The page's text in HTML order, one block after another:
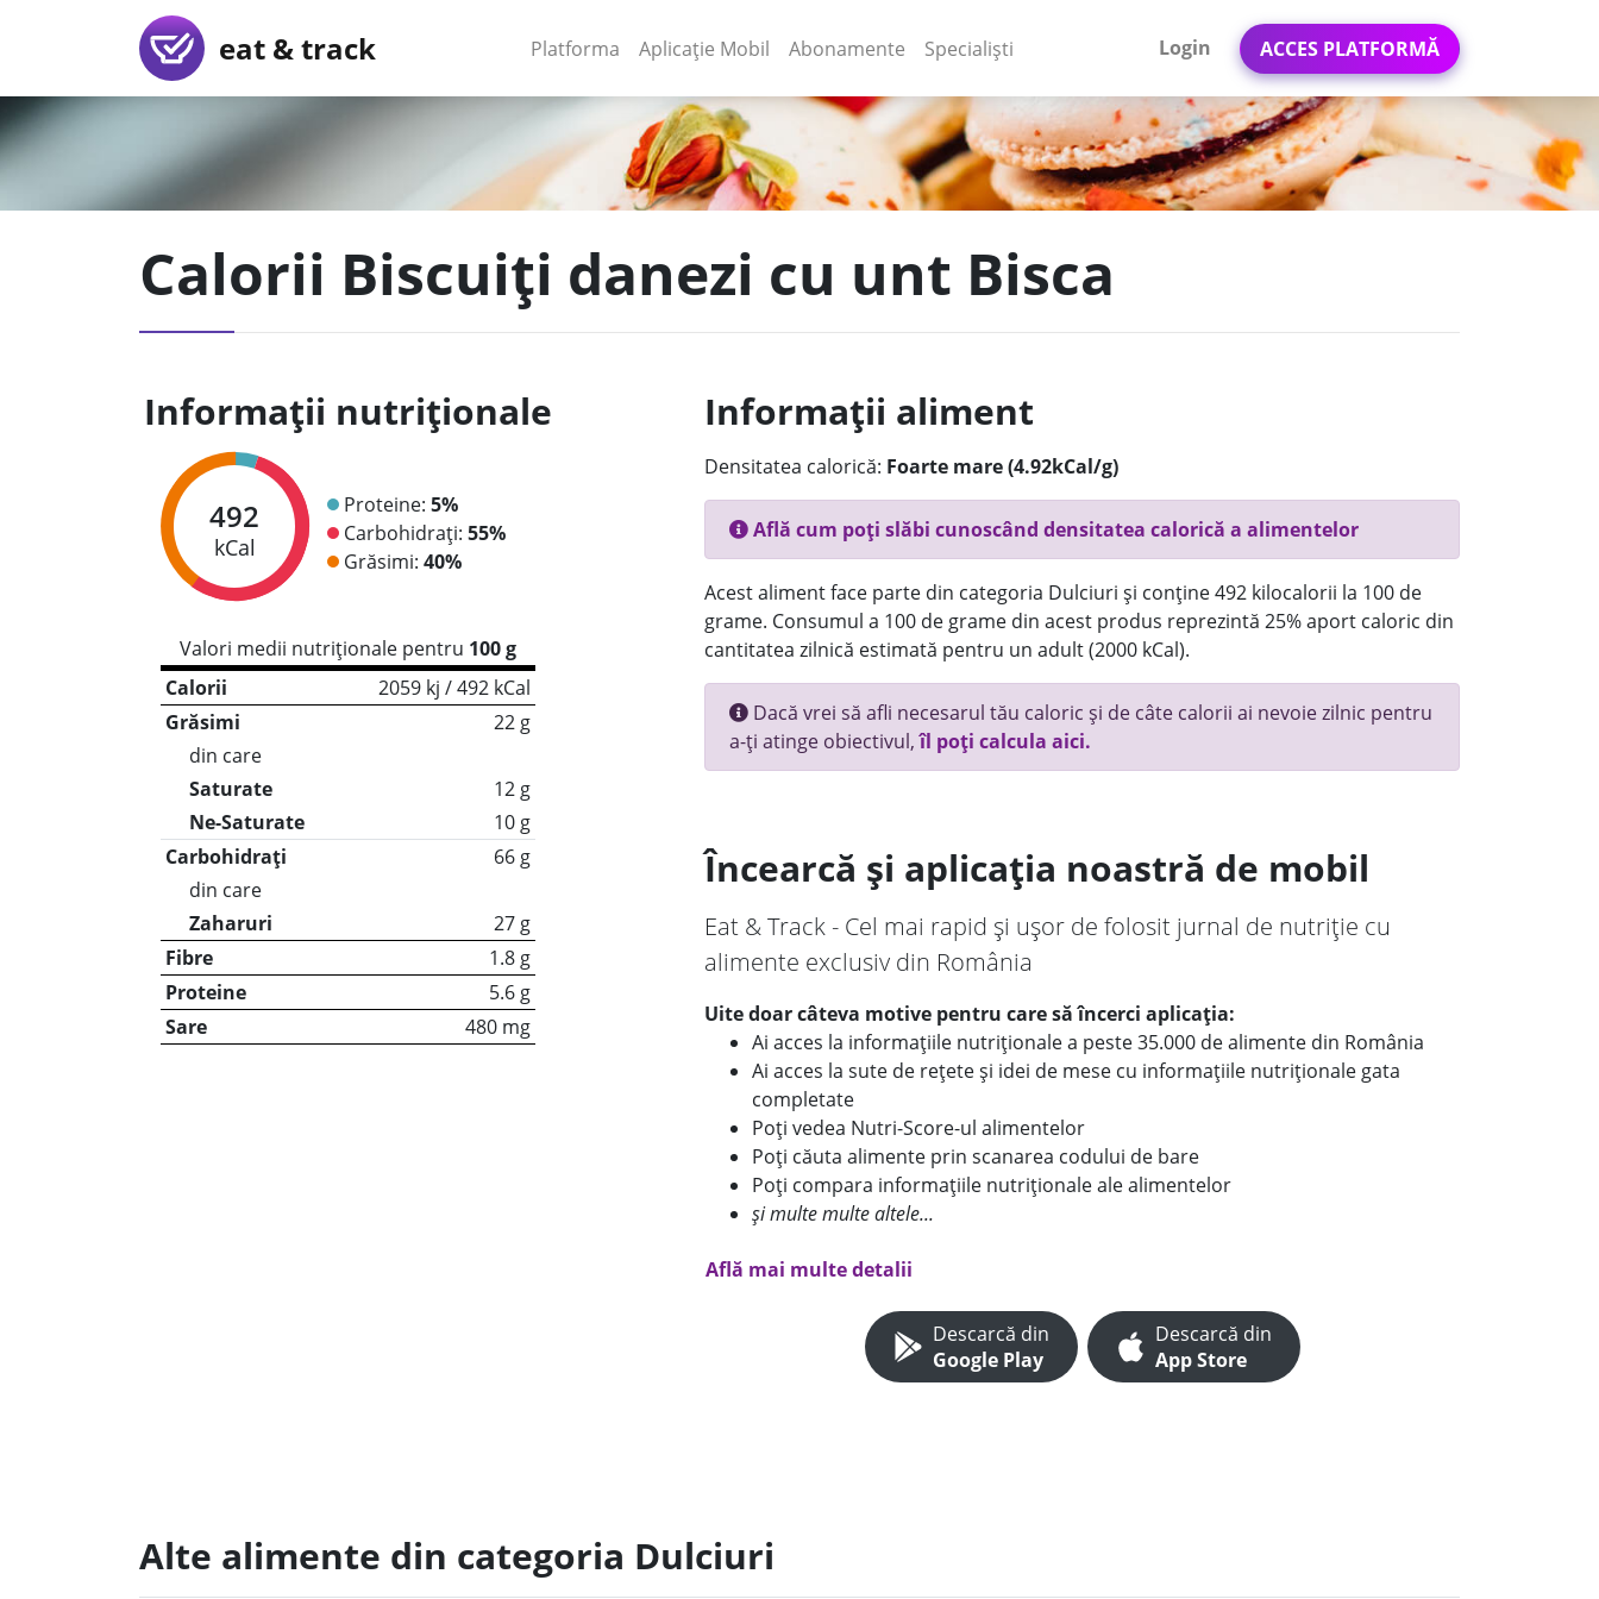
eat & track Platforma (current)
Aplicație Mobil (current)
Abonamente Specialiști Login ACCES PLATFORMĂ
Calorii Biscuiți danezi cu unt Bisca
Informații nutriționale
492
kCal
Proteine: 5%
Carbohidrați: 55%
Grăsimi: 40%
Valori medii nutriționale pentru 100 g
Calorii
2059 kj / 492 kCal
Grăsimi
22 g
din care
Saturate
12 g
Ne-Saturate
10 g
Carbohidrați
66 g
din care
Zaharuri
27 g
Fibre
1.8 g
Proteine
5.6 g
Sare
480 mg
Informații aliment
Densitatea calorică: Foarte mare (4.92kCal/g)
Află cum poți slăbi cunoscând densitatea calorică a alimentelor
Acest aliment face parte din categoria Dulciuri și conține 492 kilocalorii la 100 de
grame. Consumul a 100 de grame din acest produs reprezintă 25% aport caloric din
cantitatea zilnică estimată pentru un adult (2000 kCal).
Dacă vrei să afli necesarul tău caloric și de câte calorii ai nevoie zilnic pentru
a-ți atinge obiectivul,îl poți calcula aici.
Încearcă și aplicația noastră de mobil
Eat & Track - Cel mai rapid și ușor de folosit jurnal de nutriție cu
alimente exclusiv din România
Uite doar câteva motive pentru care să încerci aplicația:
Ai acces la informațiile nutriționale a peste 35.000 de alimente din România
Ai acces la sute de rețete și idei de mese cu informațiile nutriționale gata
completate
Poți vedea Nutri-Score-ul alimentelor
Poți căuta alimente prin scanarea codului de bare
Poți compara informațiile nutriționale ale alimentelor
și multe multe altele...
Află mai multe detalii
Descarcă din
Google Play
Descarcă din
App Store
Alte alimente din categoria Dulciuri